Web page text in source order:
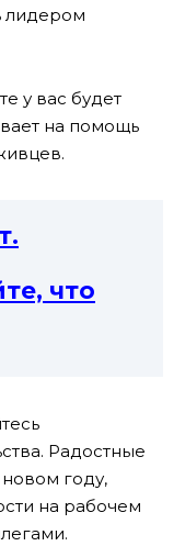
лидером
у вас будет
на помощь
что
Радостные
новом году,
на рабочем